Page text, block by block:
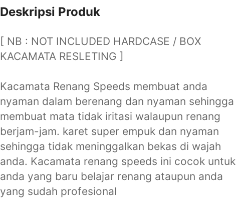
Deskripsi Produk
[ NB : NOT INCLUDED HARDCASE / BOX
KACAMATA RESLETING ]
Kacamata Renang Speeds membuat anda
nyaman dalam berenang dan nyaman sehingga
membuat mata tidak iritasi walaupun renang
berjam-jam. karet super empuk dan nyaman
sehingga tidak meninggalkan bekas di wajah
anda. Kacamata renang speeds ini cocok untuk
anda yang baru belajar renang ataupun anda
yang sudah profesional